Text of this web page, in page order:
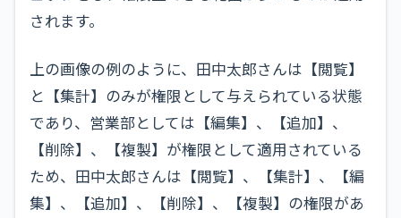
されます。
上の画像の例のように、田中太郎さんは【閲覧】
と【集計】のみが権限として与えられている状態
であり、営業部としては【編集】、【追加】、
【削除】、【複製】が権限として適用されている
ため、田中太郎さんは【閲覧】、【集計】、【編
集】、【追加】、【削除】、【複製】の権限があ